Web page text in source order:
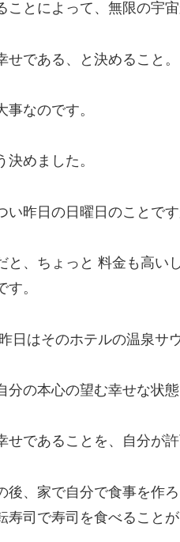
ことによって、無限の宇
せである、と決めること。
事なのです。
決めました。
い昨日の日曜日のことで
と、ちょっと 料金も高い
す。
日はそのホテルの温泉サ
分の本心の望む幸せな状
せであることを、自分が
後、家で自分で食事を作
寿司で寿司を食べることが